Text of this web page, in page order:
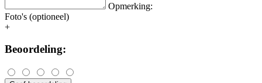
Opmerking:
Foto's (optioneel)
+
Beoordeling: